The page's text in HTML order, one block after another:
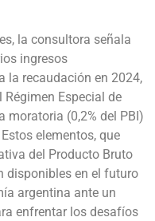
la consultora señala
ingresos
la recaudación en 2024,
Régimen Especial de
moratoria (0,2% del PBI)
elementos, que
del Producto Bruto
disponibles en el futuro
argentina ante un
enfrentar los desafíos